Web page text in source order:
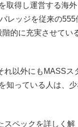
取得し運営する海外
レッジを従来の555
的に充実させてい
れ以外にもMASSス
知っている人は、少
スペックを詳しく解